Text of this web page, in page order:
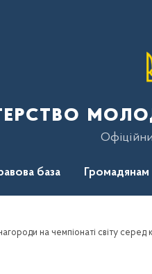
база Громадянам
на чемпіонаті світу серед